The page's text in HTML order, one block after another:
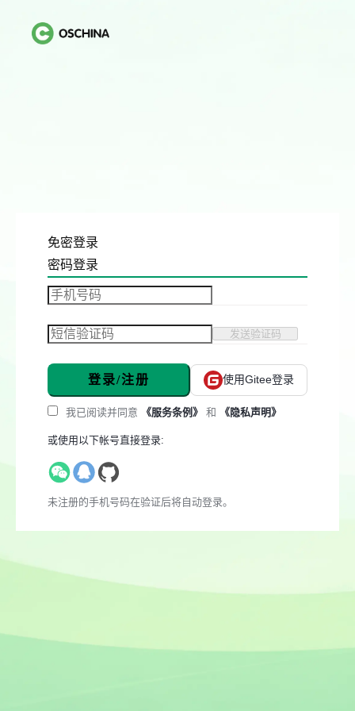
免密登录
密码登录
发送验证码
登录/注册 使用Gitee登录
我已阅读并同意 《服务条例》 和 《隐私声明》
或使用以下帐号直接登录:
未注册的手机号码在验证后将自动登录。